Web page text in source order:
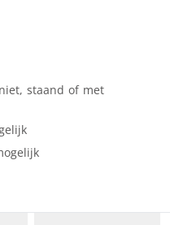
staand of met